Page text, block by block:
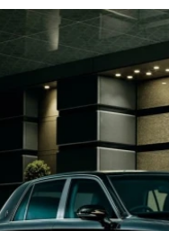
Etický kodex Kontakt
Provozovatelem serveru